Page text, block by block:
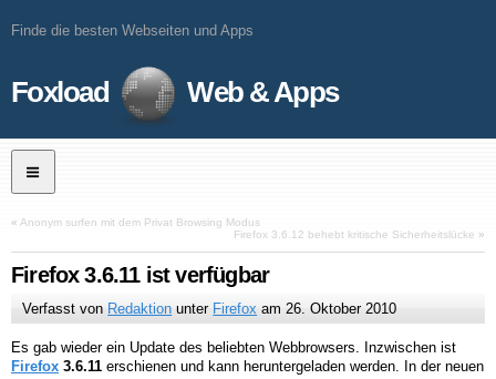
Finde die besten Webseiten und Apps
Foxload Web & Apps
« Anonym surfen mit dem Privat Browsing Modus
Firefox 3.6.12 behebt kritische Sicherheitslücke »
Firefox 3.6.11 ist verfügbar
Verfasst von Redaktion unter Firefox am26. Oktober 2010
Es gab wieder ein Update des beliebten Webbrowsers. Inzwischen ist
Firefox 3.6.11 erschienen und kann heruntergeladen werden. In der neuen